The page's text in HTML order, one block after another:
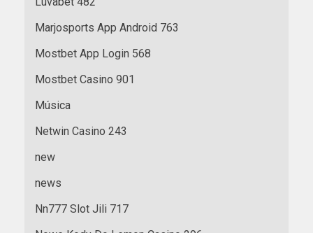
Marjosports App Android 763
Mostbet App Login 568
Mostbet Casino 901
Música
Netwin Casino 243
new
news
Nn777 Slot Jili 717